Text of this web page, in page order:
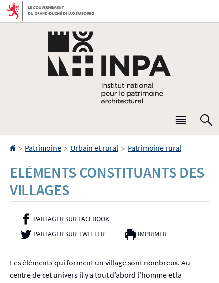
Aller
Aller
Menu
Accueil
> Patrimoine > Urbain et rural > Patrimoine rural
ELÉMENTS CONSTITUANTS DES
VILLAGES
PARTAGER SUR FACEBOOK- NOUVELLE FENÊTRE
PARTAGER SUR TWITTER- NOUVELLE FENÊTRE
IMPRIMER
Les éléments qui forment un village sont nombreux. Au
centre de cet univers il y a tout d’abord l’homme et la